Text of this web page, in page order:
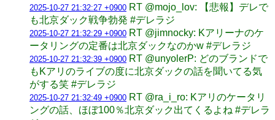
2025-10-27 21:32:27 +0900 RT @mojo_lov: 【悲報】デレで
も北京ダック戦争勃発 #デレラジ
2025-10-27 21:32:29 +0900 RT @jimnocky: Kアリーナのケ
ータリングの定番は北京ダックなのかw #デレラジ
2025-10-27 21:32:39 +0900 RT @unyolerP: どのブランドで
もKアリのライブの度に北京ダックの話を聞いてる気
がする笑 #デレラジ
2025-10-27 21:32:49 +0900 RT @ra_i_ro: Kアリのケータリ
ングの話、ほぼ100％北京ダック出てくるよね #デレラ